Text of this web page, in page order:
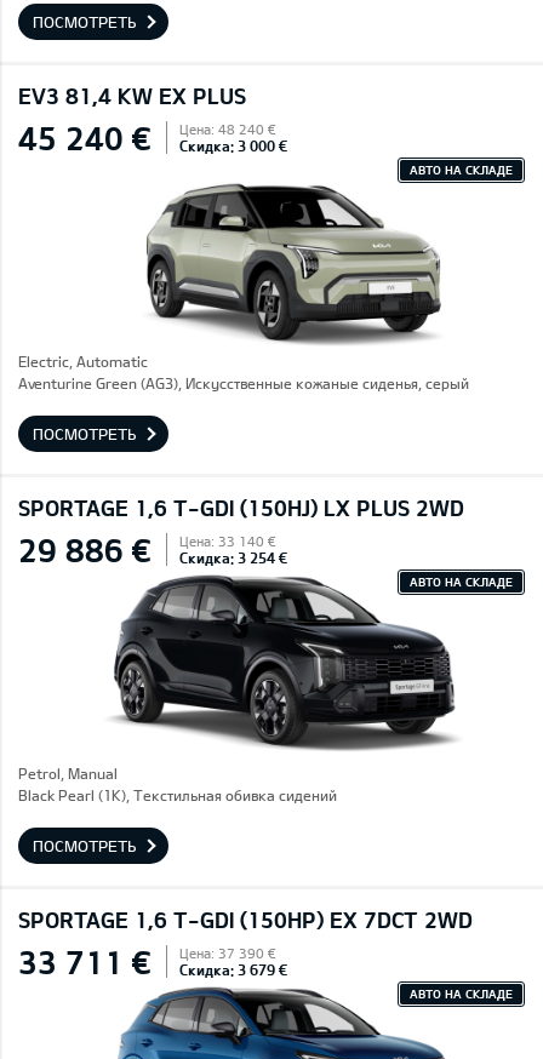
ПОСМОТРЕТЬ
EV3 81,4 KW EX PLUS
45 240 € Цена: 48 240 €
Скидка: 3 000 €
АВТО НА СКЛАДЕ
Electric, Automatic
Aventurine Green (AG3), Искусственные кожаные сиденья, серый
ПОСМОТРЕТЬ
SPORTAGE 1,6 T-GDI (150HJ) LX PLUS 2WD
29 886 € Цена: 33 140 €
Скидка: 3 254 €
АВТО НА СКЛАДЕ
Petrol, Manual
Black Pearl (1K), Текстильная обивка сидений
ПОСМОТРЕТЬ
SPORTAGE 1,6 T-GDI (150HP) EX 7DCT 2WD
33 711 € Цена: 37 390 €
Скидка: 3 679 €
АВТО НА СКЛАДЕ